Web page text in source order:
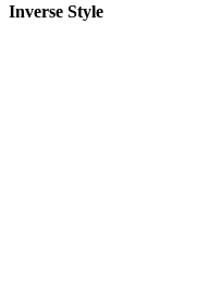
Inverse Style